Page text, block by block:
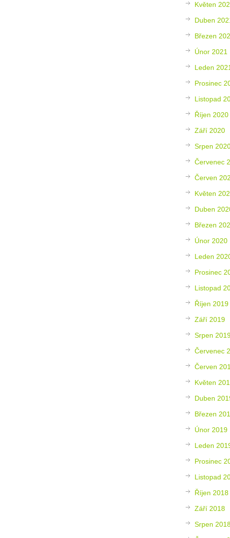
Květen
Duben
Březen
Únor 2021
Leden 2021
Prosinec
Listopad
Říjen 2020
Září 2020
Srpen
Červenec
Červen
Květen
Duben
Březen
Únor 2020
Leden
Prosinec
Listopad
Říjen 2019
Září 2019
Srpen
Červenec
Červen
Květen
Duben
Březen
Únor 2019
Leden
Prosinec
Listopad
Říjen 2018
Září 2018
Srpen